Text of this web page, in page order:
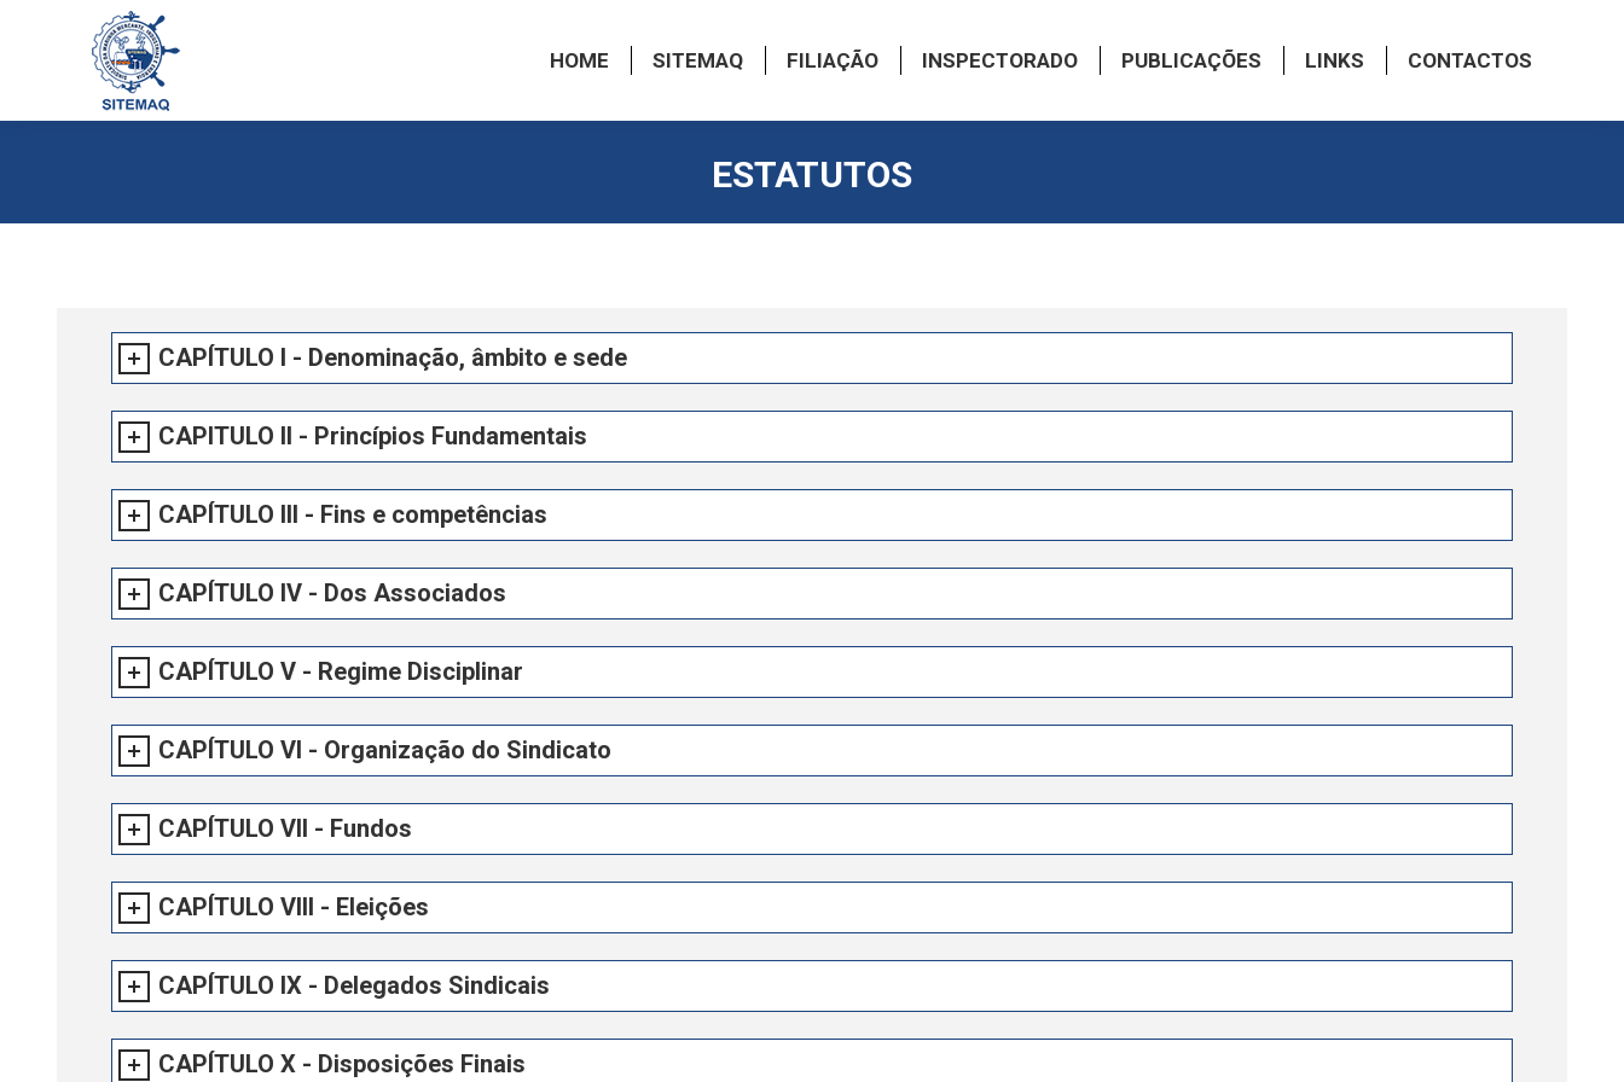
HOME SITEMAQ FILIAÇÃO INSPECTORADO PUBLICAÇÕES LINKS CONTACTOS
ESTATUTOS
CAPÍTULO I - Denominação, âmbito e sede
CAPITULO II - Princípios Fundamentais
CAPÍTULO III - Fins e competências
CAPÍTULO IV - Dos Associados
CAPÍTULO V - Regime Disciplinar
CAPÍTULO VI - Organização do Sindicato
CAPÍTULO VII - Fundos
CAPÍTULO VIII - Eleições
CAPÍTULO IX - Delegados Sindicais
CAPÍTULO X - Disposições Finais